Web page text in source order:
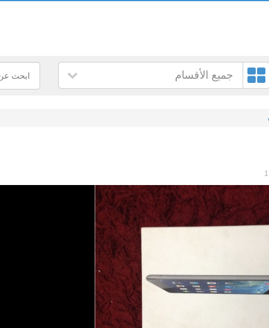
جميع الأقسام